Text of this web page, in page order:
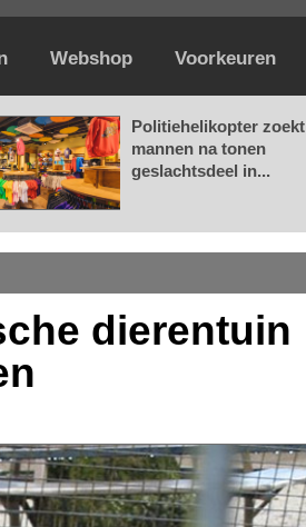
Webshop Voorkeuren
Politiehelikopter zoekt
mannen na tonen
geslachtsdeel in...
dierentuin